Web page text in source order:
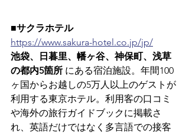
■サクラホテル
https://www.sakura-hotel.co.jp/jp/
池袋、日暮里、幡ヶ谷、神保町、浅草
の都内5箇所 にある宿泊施設。年間100
ヶ国からお越しの5万人以上のゲストが
利用する東京ホテル。利用客の口コミ
や海外の旅行ガイドブックに掲載さ
れ、英語だけではなく多言語での接客